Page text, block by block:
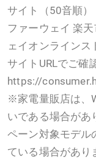
サイト（50音順
ファーウェイ 楽天
ェイオンライン
サイトURLでご確
https://
※家電量販店は、
いである場合が
ペーン対象モデル
ている場合があり